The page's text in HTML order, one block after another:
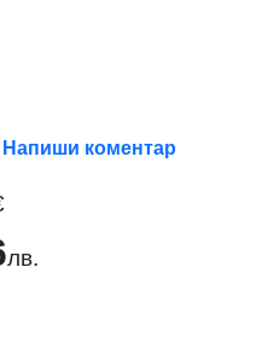
Напиши коментар
лв.